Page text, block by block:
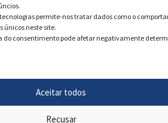
permite-nos tratar dados como o
únicos neste site.
do consentimento pode afetar negativamente
Aceitar todos
Recusar
byMegastock Informática